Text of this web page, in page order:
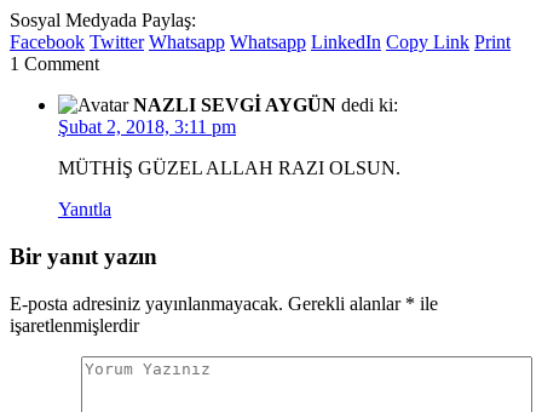
Sosyal Medyada Paylaş:
Facebook Twitter Whatsapp Whatsapp LinkedIn Copy Link Print
1 Comment
NAZLI SEVGİ AYGÜN dedi ki:
Şubat 2, 2018, 3:11 pm
MÜTHİŞ GÜZEL ALLAH RAZI OLSUN.
Yanıtla
Bir yanıt yazın
E-posta adresiniz yayınlanmayacak. Gerekli alanlar * ile
işaretlenmişlerdir